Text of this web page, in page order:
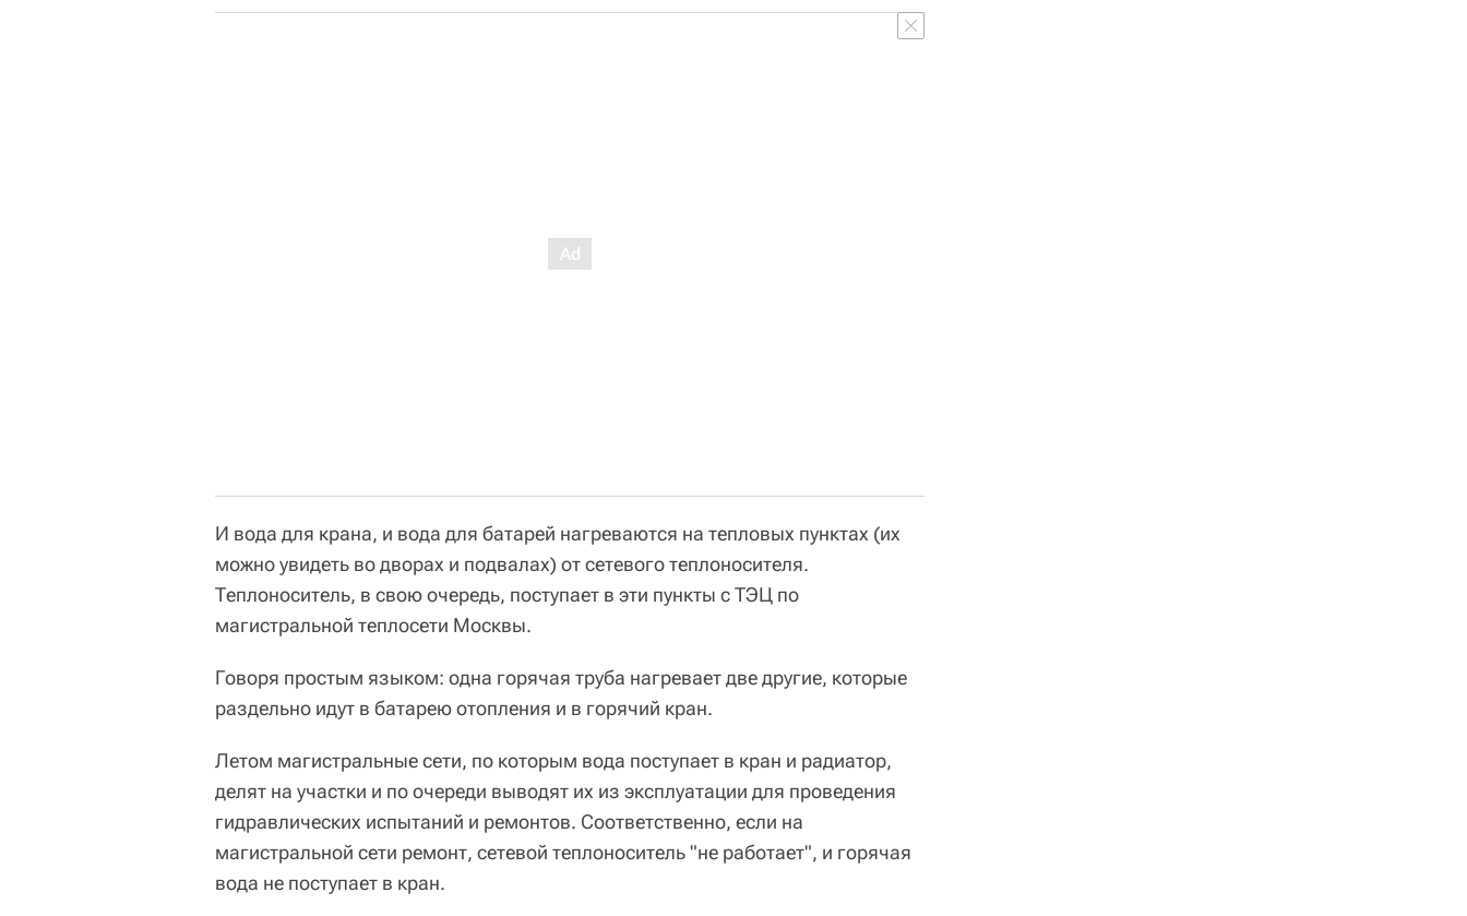
И вода для крана, и вода для батарей нагреваются на тепловых пунктах (их
можно увидеть во дворах и подвалах) от сетевого теплоносителя.
Теплоноситель, в свою очередь, поступает в эти пункты с ТЭЦ по
магистральной теплосети Москвы.
Говоря простым языком: одна горячая труба нагревает две другие, которые
раздельно идут в батарею отопления и в горячий кран.
Летом магистральные сети, по которым вода поступает в кран и радиатор,
делят на участки и по очереди выводят их из эксплуатации для проведения
гидравлических испытаний и ремонтов. Соответственно, если на
магистральной сети ремонт, сетевой теплоноситель "не работает", и горячая
вода не поступает в кран.